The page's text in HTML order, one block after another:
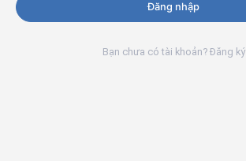
Đăng nhập
Bạn chưa có tài khoản? Đăng ký